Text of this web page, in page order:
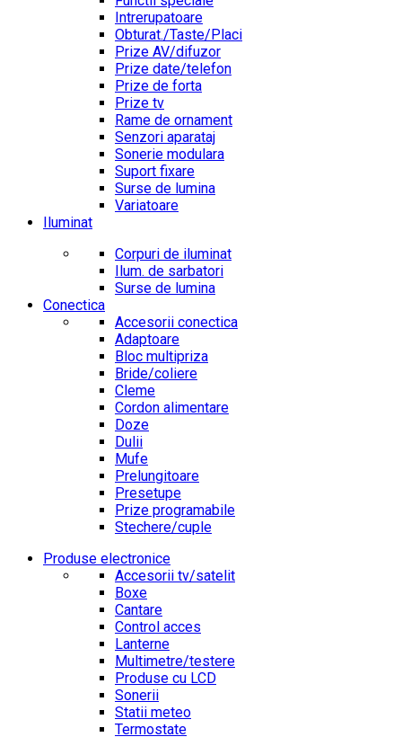
Intrerupatoare
Obturat./Taste/Placi
Prize AV/difuzor
Prize date/telefon
Prize de forta
Prize tv
Rame de ornament
Senzori aparataj
Sonerie modulara
Suport fixare
Surse de lumina
Variatoare
Iluminat
Corpuri de iluminat
Ilum. de sarbatori
Surse de lumina
Conectica
Accesorii conectica
Adaptoare
Bloc multipriza
Bride/coliere
Cleme
Cordon alimentare
Doze
Dulii
Mufe
Prelungitoare
Presetupe
Prize programabile
Stechere/cuple
Produse electronice
Accesorii tv/satelit
Boxe
Cantare
Control acces
Lanterne
Multimetre/testere
Produse cu LCD
Sonerii
Statii meteo
Termostate